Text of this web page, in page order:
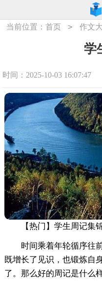
当前位置：首页 > 作文
学
时间：2025-10-03 16:07:47
【热门】学生周记集
时间乘着年轮循序往
既增长了见识，也锻炼自
了。那么好的周记是什么